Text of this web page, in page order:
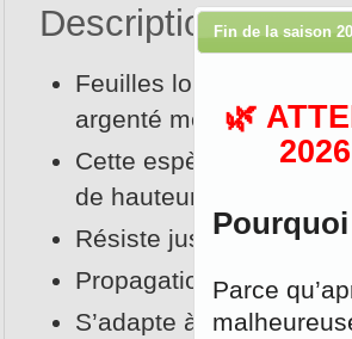
Description :
Feuilles longues et
argenté mesurant de 8
Cette espèce peut
de hauteur;
Résiste jusqu’à -40°C;
Propagation par
S’adapte à tout type de
Fin de la saison
🌿
Parce